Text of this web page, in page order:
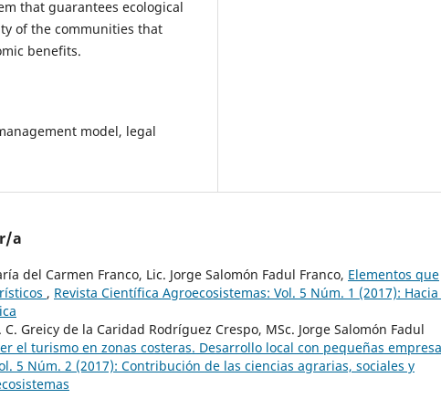
that guarantees ecological
of the communities that
benefits.
model, legal
a
del Carmen Franco, Lic. Jorge Salomón Fadul Franco, Elementos que
, Revista Científica Agroecosistemas: Vol. 5 Núm. 1 (2017): Hacia
Greicy de la Caridad Rodríguez Crespo, MSc. Jorge Salomón Fadul
el turismo en zonas costeras. Desarrollo local con pequeñas
5 Núm. 2 (2017): Contribución de las ciencias agrarias, sociales y